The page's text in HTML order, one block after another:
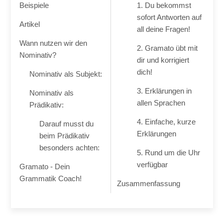
Beispiele
Artikel
Wann nutzen wir den
Nominativ?
Nominativ als Subjekt:
Nominativ als
Prädikativ:
Darauf musst du
beim Prädikativ
besonders achten:
Gramato - Dein
Grammatik Coach!
1. Du bekommst
sofort Antworten auf
all deine Fragen!
2. Gramato übt mit
dir und korrigiert
dich!
3. Erklärungen in
allen Sprachen
4. Einfache, kurze
Erklärungen
5. Rund um die Uhr
verfügbar
Zusammenfassung